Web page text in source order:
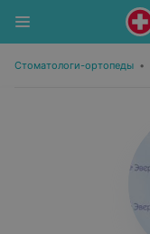
Стоматологи-ортопеды •